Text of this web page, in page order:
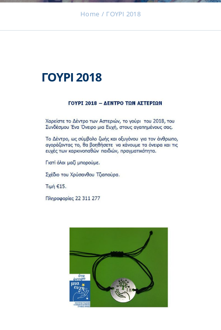
Προϊόντα
Επικοινωνία
Εισφορές
Home ΓΟΥΡΙ 2018
ΓΟΥΡΙ 2018